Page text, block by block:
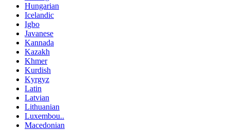
Hungarian
Icelandic
Igbo
Javanese
Kannada
Kazakh
Khmer
Kurdish
Kyrgyz
Latin
Latvian
Lithuanian
Luxembou..
Macedonian